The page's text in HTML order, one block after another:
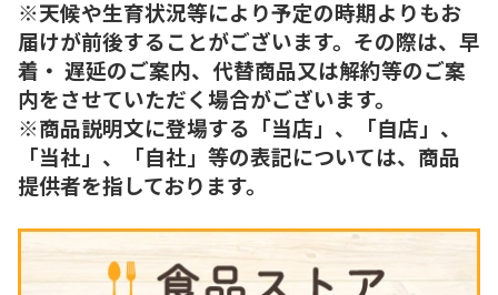
※天候や生育状況等により予定の時期よりもお
届けが前後することがございます。その際は、早
着・ 遅延のご案内、代替商品又は解約等のご案
内をさせていただく場合がございます。
※商品説明文に登場する「当店」、「自店」、
「当社」、「自社」等の表記については、商品
提供者を指しております。